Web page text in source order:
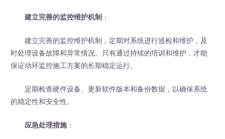
建立完善的监控维护机制 ：
建立完善的监控维护机制，定期对系统进行巡检和维护，及
时处理设备故障和异常情况。只有通过持续的培训和维护，才能
保证动环监控施工方案的长期稳定运行。
定期检查硬件设备、更新软件版本和备份数据，以确保系统
的稳定性和安全性。
应急处理措施：